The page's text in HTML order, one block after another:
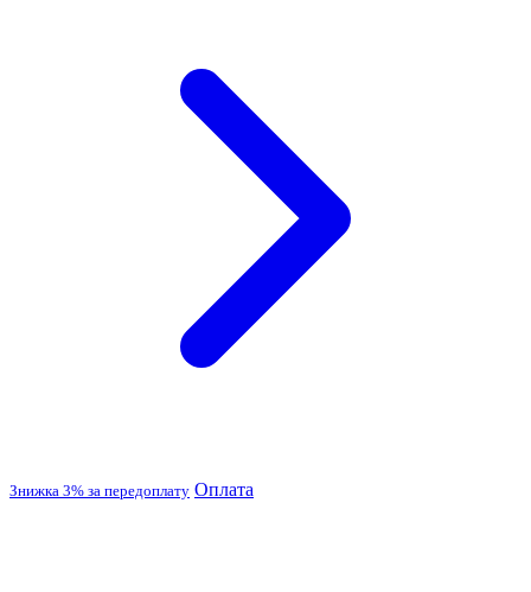
Знижка 3% за передоплату Оплата